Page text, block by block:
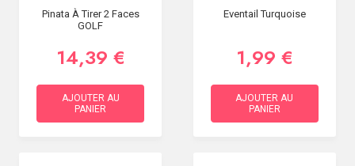
Pinata À Tirer 2 Faces
GOLF
14,39 €
AJOUTER AU
PANIER
Eventail Turquoise
1,99 €
AJOUTER AU
PANIER